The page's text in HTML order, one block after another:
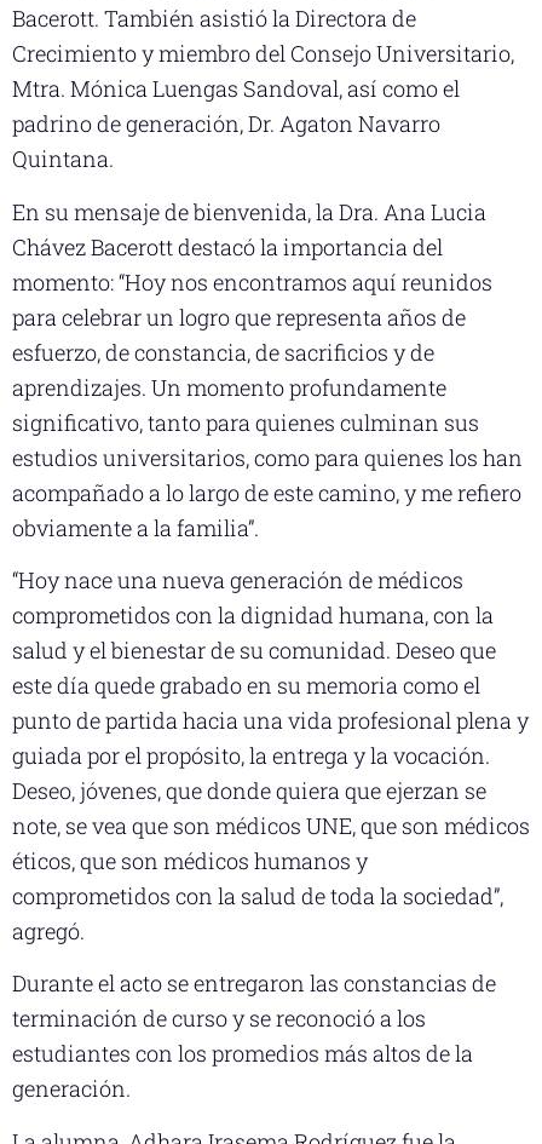
Bacerott. También asistió la Directora de
Crecimiento y miembro del Consejo Universitario,
Mtra. Mónica Luengas Sandoval, así como el
padrino de generación, Dr. Agaton Navarro
Quintana.
En su mensaje de bienvenida, la Dra. Ana Lucia
Chávez Bacerott destacó la importancia del
momento: “Hoy nos encontramos aquí reunidos
para celebrar un logro que representa años de
esfuerzo, de constancia, de sacrificios y de
aprendizajes. Un momento profundamente
significativo, tanto para quienes culminan sus
estudios universitarios, como para quienes los han
acompañado a lo largo de este camino, y me refiero
obviamente a la familia”.
“Hoy nace una nueva generación de médicos
comprometidos con la dignidad humana, con la
salud y el bienestar de su comunidad. Deseo que
este día quede grabado en su memoria como el
punto de partida hacia una vida profesional plena y
guiada por el propósito, la entrega y la vocación.
Deseo, jóvenes, que donde quiera que ejerzan se
note, se vea que son médicos UNE, que son médicos
éticos, que son médicos humanos y
comprometidos con la salud de toda la sociedad”,
agregó.
Durante el acto se entregaron las constancias de
terminación de curso y se reconoció a los
estudiantes con los promedios más altos de la
generación.